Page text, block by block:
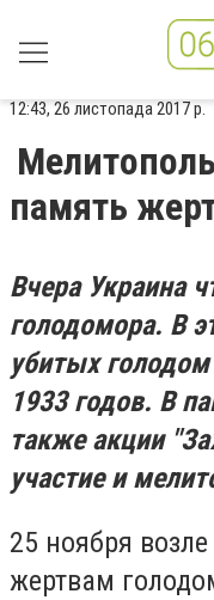
12:43, 26 листопада 2017 р.
память
Вчера Украина
голодомора. В
убитых
1933 годов. В
также акции
участие и
25 ноября
жертвам